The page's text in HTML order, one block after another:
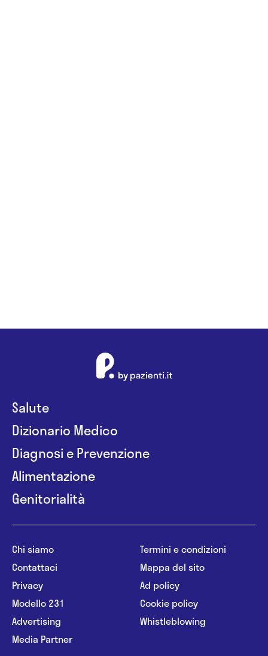
Salute
Dizionario Medico
Diagnosi e Prevenzione
Alimentazione
Genitorialità
Chi siamo
Contattaci
Privacy
Modello 231
Advertising
Media Partner
Termini e condizioni
Mappa del sito
Ad policy
Cookie policy
Whistleblowing